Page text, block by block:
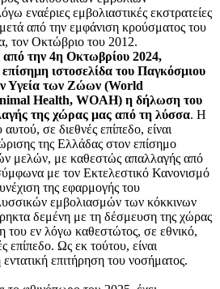
εναέριες εμβολιαστικές εκστρατείες
από την εμφάνιση κρούσματος του
τον Οκτώβριο του 2012.
από την 4η Οκτωβρίου 2024,
επίσημη ιστοσελίδα του Παγκόσμιου
Υγεία των Ζώων (World
Health, WOAH) η δήλωση του
της χώρας μας από τη λύσσα. Η
σε διεθνές επίπεδο, είναι
της Ελλάδας στον επίσημο
μελών, με καθεστώς απαλλαγής από
με τον Εκτελεστικό Κανονισμό
της εφαρμογής του
εμβολιασμών των κόκκινων
δεμένη με τη δέσμευση της χώρας
του εν λόγω καθεστώτος, σε εθνικό,
επίπεδο. Ως εκ τούτου, είναι
εντατική επιτήρηση του νοσήματος.